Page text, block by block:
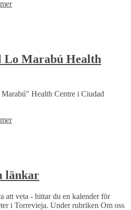
Marabú Health
Health Centre i Ciudad
länkar
att veta - hittar du en kalender för
i Torrevieja. Under rubriken Om oss